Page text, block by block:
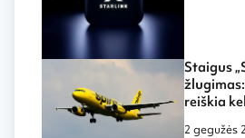
Staigus
reiškia
2 gegužės